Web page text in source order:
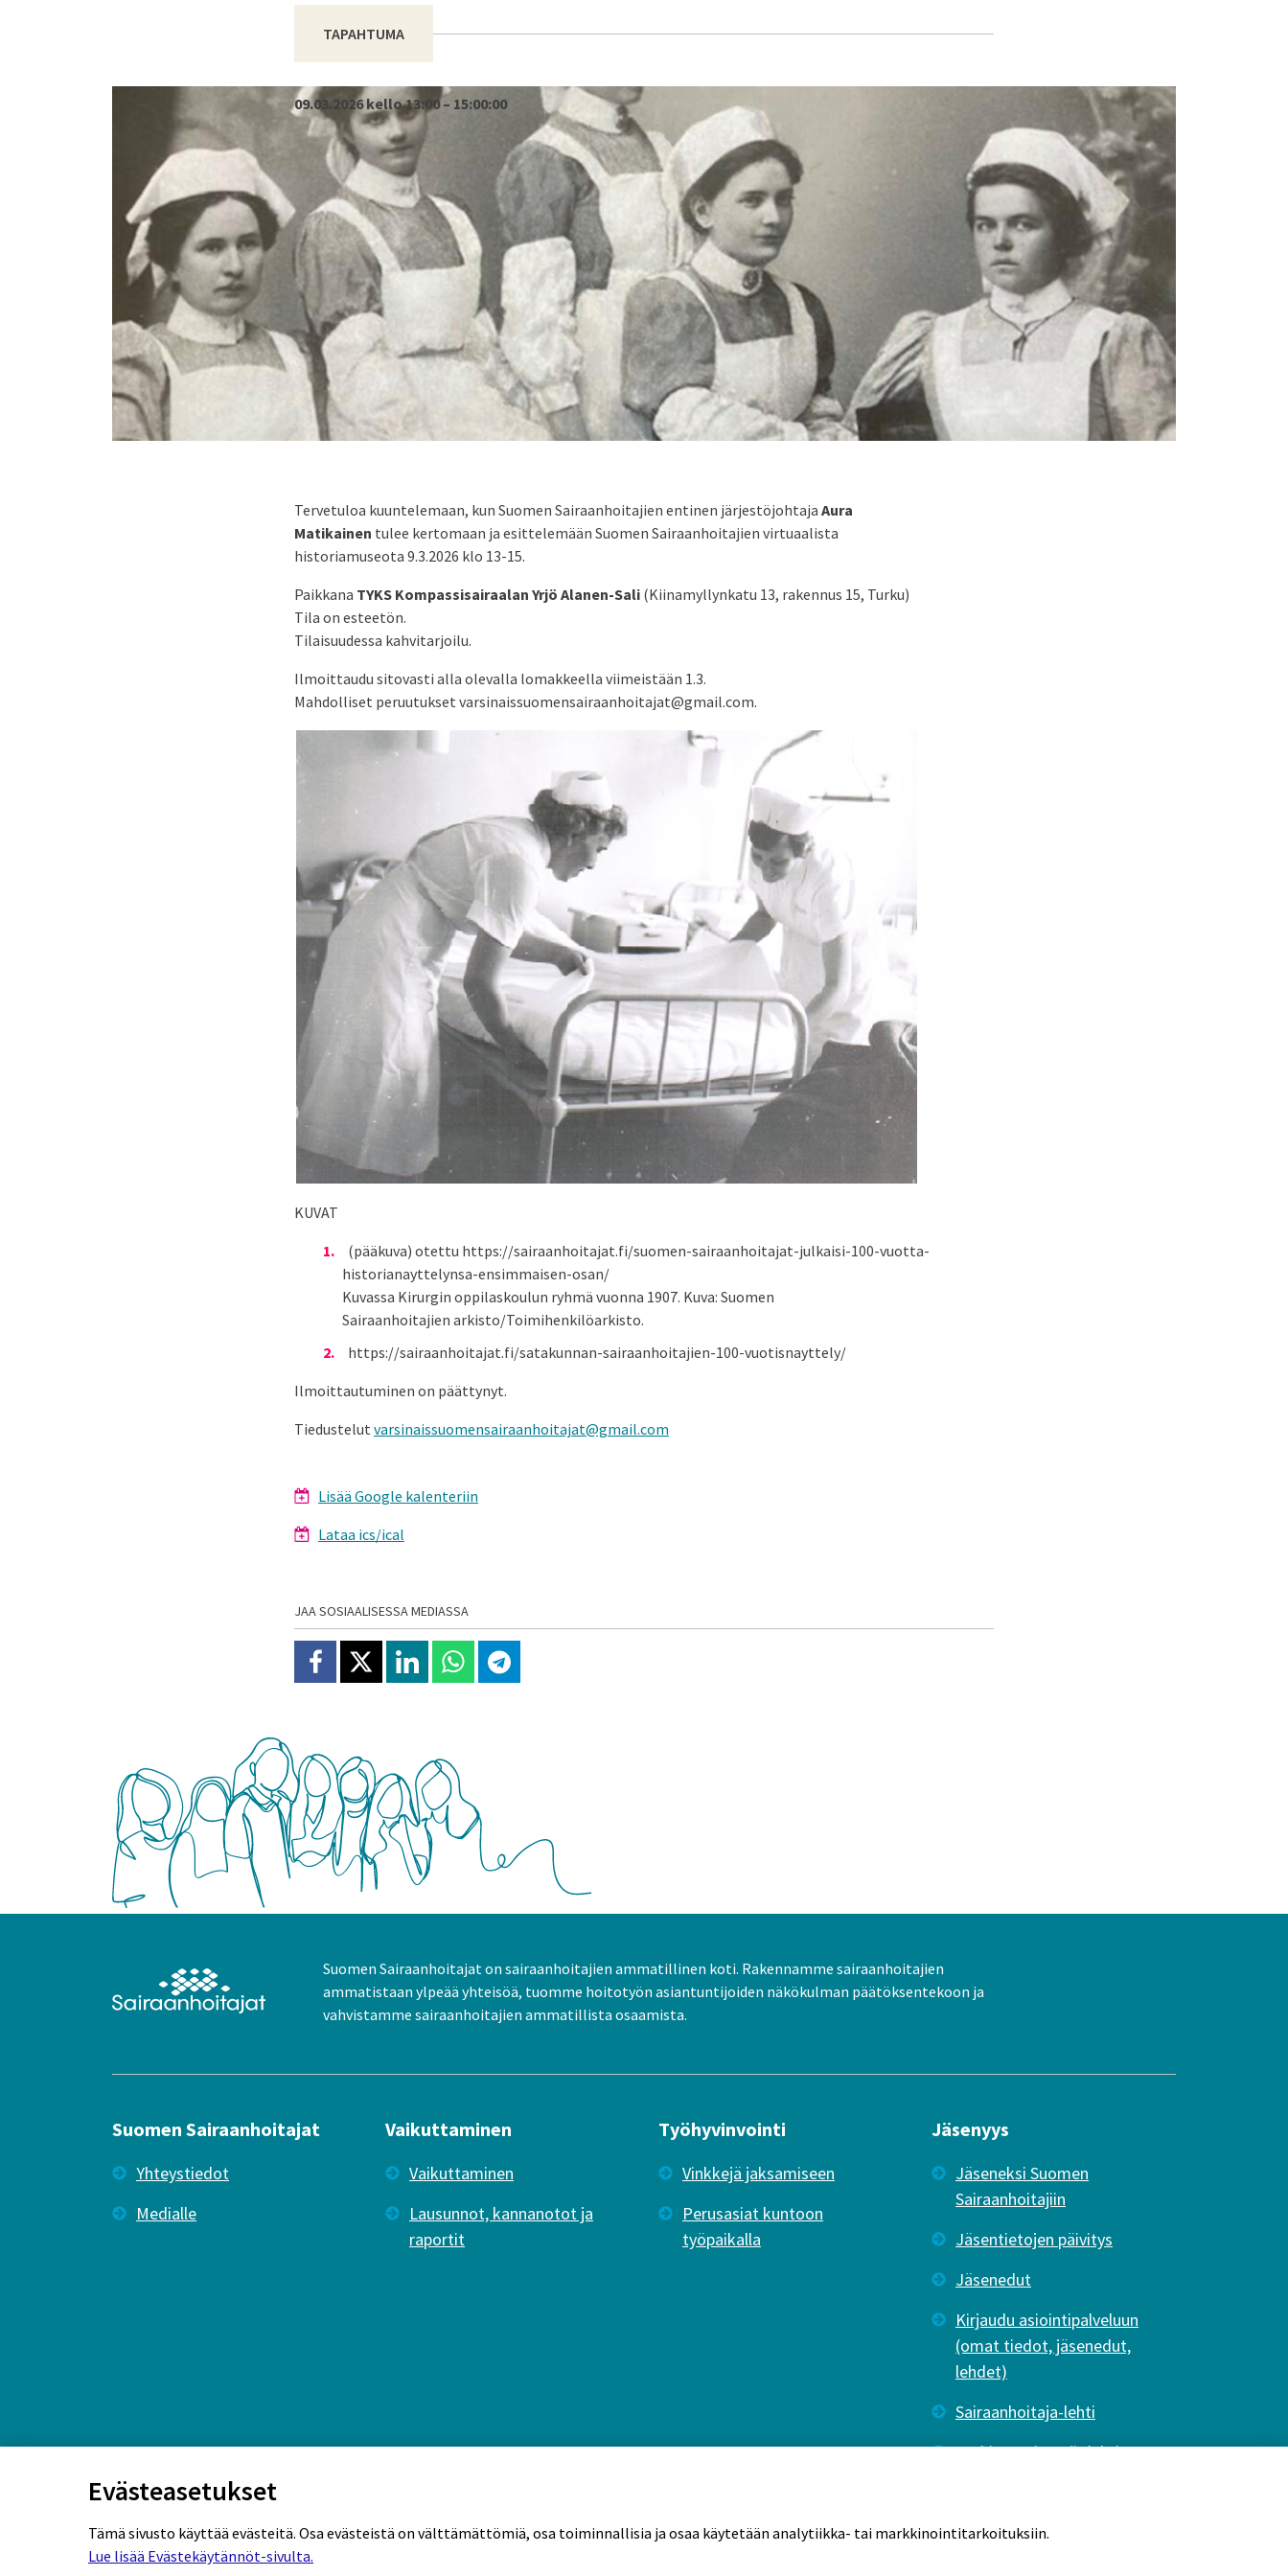
TAPAHTUMA
09.03.2026 kello 13:00 – 15:00:00
Tervetuloa kuuntelemaan, kun Suomen Sairaanhoitajien entinen järjestöjohtaja Aura
Matikainen tulee kertomaan ja esittelemään Suomen Sairaanhoitajien virtuaalista
historiamuseota 9.3.2026 klo 13-15.
Paikkana TYKS Kompassisairaalan Yrjö Alanen-Sali (Kiinamyllynkatu 13, rakennus 15, Turku)
Tila on esteetön.
Tilaisuudessa kahvitarjoilu.
Ilmoittaudu sitovasti alla olevalla lomakkeella viimeistään 1.3.
Mahdolliset peruutukset varsinaissuomensairaanhoitajat@gmail.com.
KUVAT
(pääkuva) otettu https://sairaanhoitajat.fi/suomen-sairaanhoitajat-julkaisi-100-vuotta-
historianayttelynsa-ensimmaisen-osan/
Kuvassa Kirurgin oppilaskoulun ryhmä vuonna 1907. Kuva: Suomen
Sairaanhoitajien arkisto/Toimihenkilöarkisto.
https://sairaanhoitajat.fi/satakunnan-sairaanhoitajien-100-vuotisnayttely/
Ilmoittautuminen on päättynyt.
Tiedustelut varsinaissuomensairaanhoitajat@gmail.com
Lisää Google kalenteriin
Lataa ics/ical
JAA SOSIAALISESSA MEDIASSA
Jaa Facebookissa
Jaa X:ssäJaa Linkedinissä
Jaa Whatsappissa
Jaa Telegramissa
Suomen Sairaanhoitajat on sairaanhoitajien ammatillinen koti. Rakennamme sairaanhoitajien
ammatistaan ylpeää yhteisöä, tuomme hoitotyön asiantuntijoiden näkökulman päätöksentekoon ja
vahvistamme sairaanhoitajien ammatillista osaamista.
Suomen Sairaanhoitajat
Yhteystiedot
Medialle
Vaikuttaminen
Vaikuttaminen
Lausunnot, kannanotot ja
raportit
Työhyvinvointi
Vinkkejä jaksamiseen
Perusasiat kuntoon
työpaikalla
Jäsenyys
Jäseneksi Suomen
Sairaanhoitajiin
Jäsentietojen päivitys
Jäsenedut
Kirjaudu asiointipalveluun
(omat tiedot, jäsenedut,
lehdet)
Sairaanhoitaja-lehti
Tutkiva Hoitotyö -lehti
Rekisteriseloste Tietosuojaseloste
Evästeasetukset
Tämä sivusto käyttää evästeitä. Osa evästeistä on välttämättömiä, osa toiminnallisia ja osaa käytetään analytiikka- tai markkinointitarkoituksiin.
Lue lisää Evästekäytännöt-sivulta.